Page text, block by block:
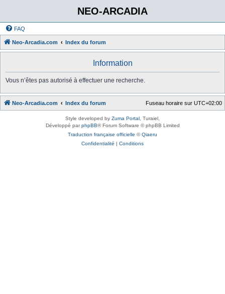
NEO-ARCADIA
FAQ
Neo-Arcadia.com Index du forum
Information
Vous n’êtes pas autorisé à effectuer une recherche.
Neo-Arcadia.com Index du forum Fuseau horaire sur UTC+02:00
Style developed by Zuma Portal , Turaiel,
Développé parphpBB® Forum Software © phpBB Limited
Traduction française officielle ©Qiaeru
Confidentialité | Conditions